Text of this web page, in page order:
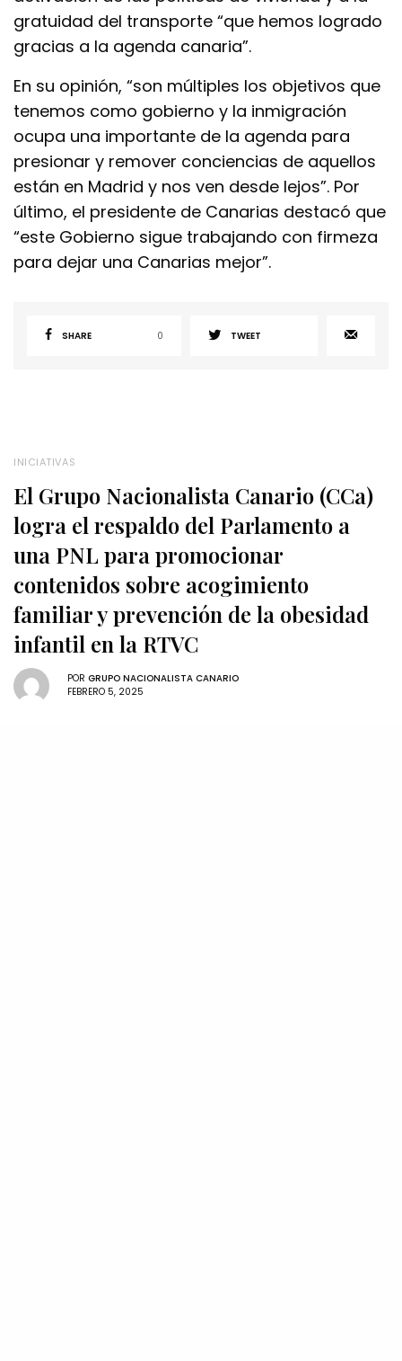
gratuidad del transporte “que hemos logrado
gracias a la agenda canaria”.
En su opinión, “son múltiples los objetivos que
tenemos como gobierno y la inmigración
ocupa una importante de la agenda para
presionar y remover conciencias de aquellos
están en Madrid y nos ven desde lejos”. Por
último, el presidente de Canarias destacó que
“este Gobierno sigue trabajando con firmeza
para dejar una Canarias mejor”.
SHARE 0 TWEET
INICIATIVAS
El Grupo Nacionalista Canario (CCa)
logra el respaldo del Parlamento a
una PNL para promocionar
contenidos sobre acogimiento
familiar y prevención de la obesidad
infantil en la RTVC
POR GRUPO NACIONALISTA CANARIO
FEBRERO 5, 2025